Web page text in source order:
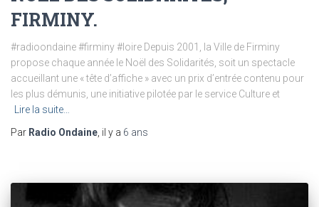
FIRMINY.
#radioondaine #firminy #loire Depuis 2001, la Ville de Firminy
propose chaque année le Noël des Solidarités, soit un spectacle
accueillant une « tête d’affiche » avec un prix d’entrée contenu pour
les plus démunis, une initiative pilotée par le service Culture et
Lire la suite…
Par Radio Ondaine , il y a 6 ans